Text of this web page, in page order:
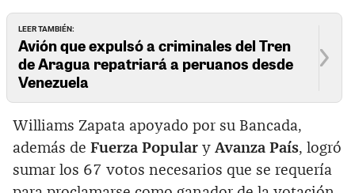
LEER TAMBIÉN:
Avión que expulsó a criminales del Tren
de Aragua repatriará a peruanos desde
Venezuela
Williams Zapata apoyado por su Bancada,
además de Fuerza Popular y Avanza País, logró
sumar los 67 votos necesarios que se requería